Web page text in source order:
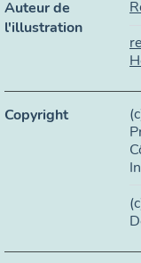
Auteur de
l'illustration
Copyright